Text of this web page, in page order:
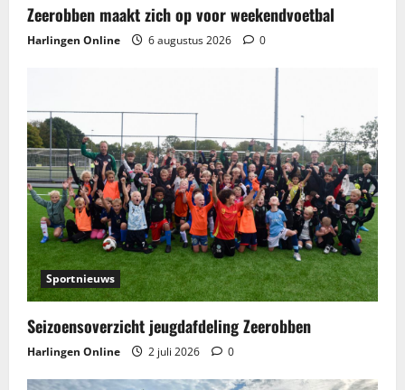
Zeerobben maakt zich op voor weekendvoetbal
Harlingen Online 6 augustus 2026 0
Sportnieuws
Seizoensoverzicht jeugdafdeling Zeerobben
Harlingen Online 2 juli 2026 0